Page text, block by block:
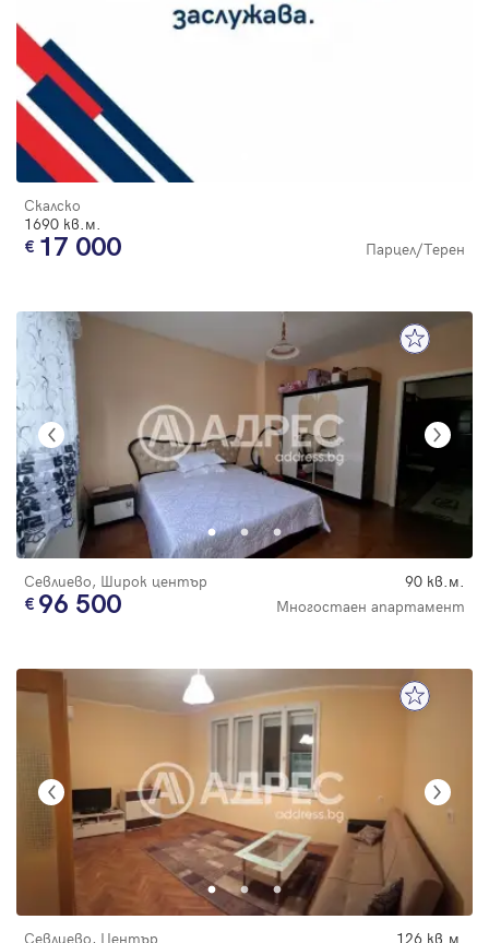
Скалско
1690 кв.м.
17 000 Парцел/Терен
Севлиево, Широк център 90 кв.м.
96 500 Многостаен апартамент
Севлиево, Център 126 кв.м.